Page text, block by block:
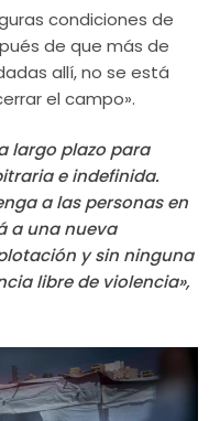
condiciones de
de que más de
allí, no se está
el campo».
largo plazo para
e indefinida.
a las personas en
a una nueva
y sin ninguna
libre de violencia»,